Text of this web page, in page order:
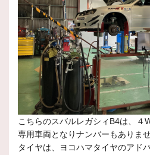
こちらのスバルレガシィB4は、４
専用車両となりナンバーもありませ
タイヤは、ヨコハマタイヤのアド